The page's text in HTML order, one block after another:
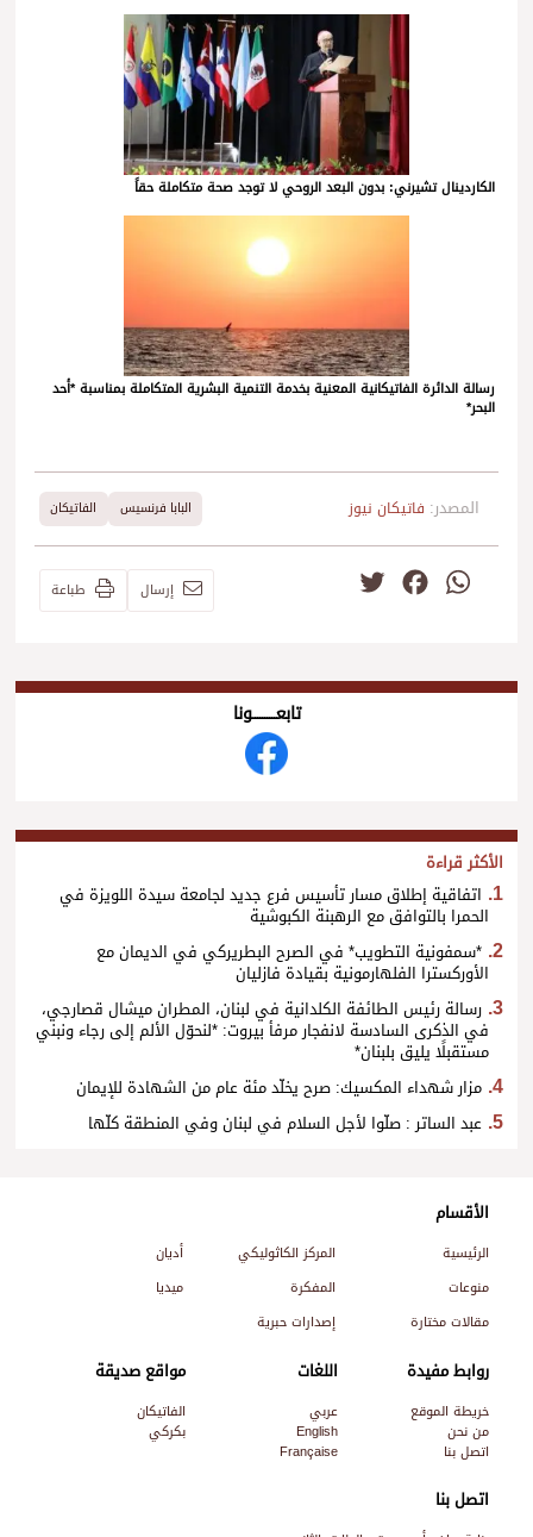
الكاردينال تشيرني: بدون البعد الروحي لا توجد صحة متكاملة حقاً
رسالة الدائرة الفاتيكانية المعنية بخدمة التنمية البشرية المتكاملة بمناسبة *أحد
البحر*
المصدر: فاتيكان نيوز البابا فرنسيس الفاتيكان
WhatsApp
Facebook إرسال طباعة
تابعــــــــــونا
الأكثر قراءة
اتفاقية إطلاق مسار تأسيس فرع جديد لجامعة سيدة اللويزة في
الحمرا بالتوافق مع الرهبنة الكبوشية
*سمفونية التطويب* في الصرح البطريركي في الديمان مع
الأوركسترا الفلهارمونية بقيادة فازليان
رسالة رئيس الطائفة الكلدانية في لبنان، المطران ميشال قصارجي،
في الذكرى السادسة لانفجار مرفأ بيروت: *لنحوّل الألم إلى رجاء ونبني
مستقبلًا يليق بلبنان*
مزار شهداء المكسيك: صرح يخلّد مئة عام من الشهادة للإيمان
عبد الساتر : صلّوا لأجل السلام في لبنان وفي المنطقة كلّها
اتصل بنا
الأقسام
الرئيسية المركز الكاثوليكي
أديان
منوعات
المفكرة
ميديا
مقالات مختارة
إصدارات حبرية
روابط مفيدة
خريطة الموقع
من نحن
اتصل بنا
اللغات
عربي
English
Française
مواقع صديقة
الفاتيكان
بكركي